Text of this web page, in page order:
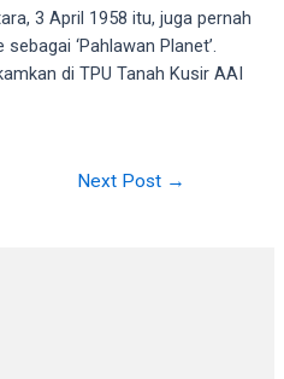
3 April 1958 itu, juga pernah
‘Pahlawan Planet’.
di TPU Tanah Kusir AAI
Next Post →